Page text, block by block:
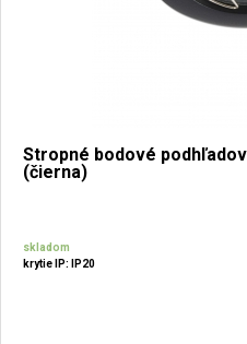
Stropné bodové
(čierna)
skladom
krytie IP: IP20